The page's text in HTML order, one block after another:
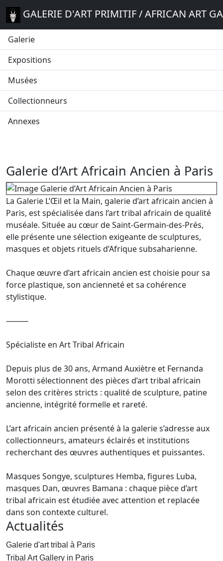
GALERIE D'ART PRIMITIF / AFRICAN ART
Galerie
Expositions
Musées
Collectionneurs
Annexes
Galerie d’Art Africain Ancien à Paris
La Galerie L’Œil et la Main, galerie d’art africain ancien à
Paris, est spécialisée dans l’art tribal africain de qualité
muséale. Située au cœur de Saint-Germain-des-Prés,
elle présente une sélection exigeante de sculptures,
masques et objets rituels d’Afrique subsaharienne.
Chaque œuvre d’art africain ancien est choisie pour sa
force plastique, son ancienneté et sa cohérence
stylistique.
⸻
Spécialiste en Art Tribal Africain
Depuis plus de 30 ans, Armand Auxiètre et Fernanda
Morotti sélectionnent des pièces d’art tribal africain
selon des critères stricts : qualité de sculpture, patine
ancienne, intégrité formelle et rareté.
L’art africain ancien présenté à la galerie s’adresse aux
collectionneurs, amateurs éclairés et institutions
recherchant des œuvres authentiques et puissantes.
Masques Songye, sculptures Hemba, figures Luba,
masques Dan, œuvres Bamana : chaque pièce d’art
tribal africain est étudiée avec attention et replacée
dans son contexte culturel.
Actualités
Galerie d'art tribal à Paris
Tribal Art Gallery in Paris